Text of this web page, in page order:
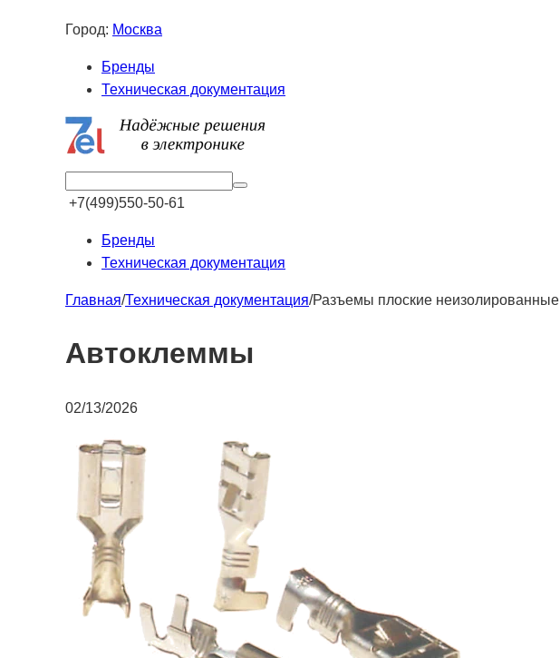
Город: Москва
Бренды
Техническая документация
+7(499)550-50-61
Бренды
Техническая документация
Главная/Техническая документация/Разъемы плоские неизолированные
Автоклеммы
02/13/2026